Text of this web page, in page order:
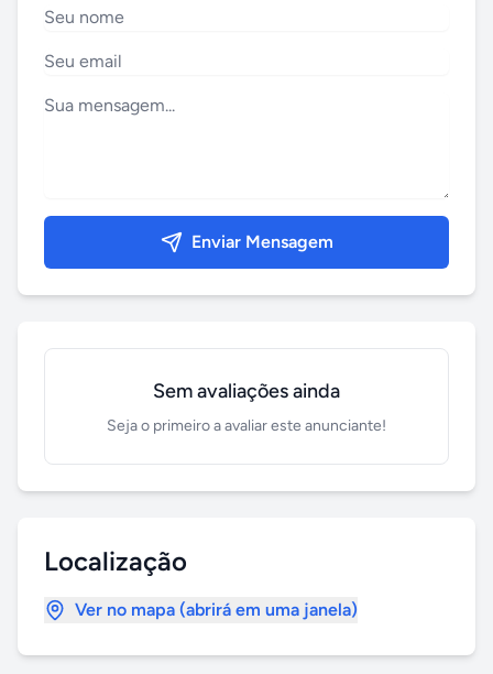
Enviar Mensagem
Sem avaliações ainda
Seja o primeiro a avaliar este anunciante!
Localização
Ver no mapa (abrirá em uma janela)